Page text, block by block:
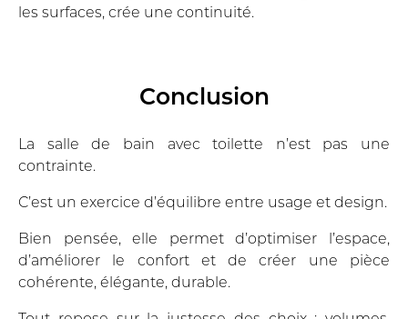
les surfaces, crée une continuité.
Conclusion
La salle de bain avec toilette n’est pas une
contrainte.
C’est un exercice d’équilibre entre usage et design.
Bien pensée, elle permet d’optimiser l’espace,
d’améliorer le confort et de créer une pièce
cohérente, élégante, durable.